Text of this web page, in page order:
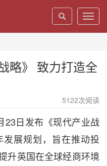
略》 致力打造全
5122次阅读
日发布《现代产业战
展规划，旨在推动投
升英国在全球经商环境